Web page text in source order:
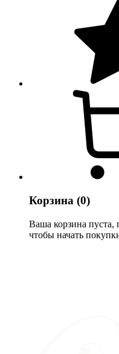
Корзина (0)
Ваша корзина пуста,
чтобы начать